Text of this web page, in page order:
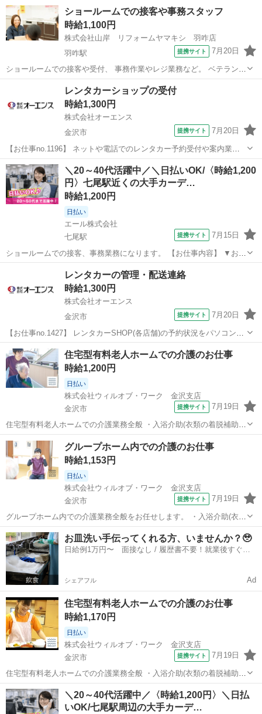
ショールームでの接客や事務スタッフ
時給1,100円
株式会社山岸 リフォームヤマキシ 羽咋店
羽咋駅
提携サイト 7月20日
ショールームでの接客や受付、 事務作業やレジ業務など。 ベテランの
スタッフや仲間が しっかりとお教えしますので 未経験の方でも安心！
＼パソコンスキルがあればOK＊ 事務職デビューにも ／ アルバイト,パ
ート ☆制...
羽咋市 羽咋駅 その他
レンタカーショップの受付
時給1,300円
株式会社オーエンス
金沢市
提携サイト 7月20日
【お仕事no.1196】 ネットや電話でのレンタカー予約受付や案内業務
です。配車手配や受け渡し時のご説明など、人と係るお仕事です。 ※
運転業務はございません。 ☆今なら入社キャンペーン3万円プレゼン
ト中！ ☆20代～40代...
石川 金沢市
＼20～40代活躍中／＼日払いOK/〈時給1,200
円〉七尾駅近くの大手カーデ…
時給1,200円
日払い
エール株式会社
七尾駅
提携サイト 7月15日
ショールームでの接客、事務業務になります。 【お仕事内容】 ▼お客
様のお出迎え、お見送り ▼お茶出し ▼商品やキャンペーンの説明 ▼
関係部署へのご案内 ▼清掃やかんたんな事務処理 など 【給与】 時給
1,200円 【休...
その他
レンタカーの管理・配送連絡
時給1,300円
株式会社オーエンス
金沢市
提携サイト 7月20日
【お仕事no.1427】 レンタカーSHOP(各店舗)の予約状況をパソコンで
確認し、各店舗に指示をするお仕事です♪ 管理センタ—事務所でのデ
スクワーク業務なので、車両の運転業務は一切ございません♪またレン
タカーの洗車・社内清...
石川 金沢市 その他
住宅型有料老人ホームでの介護のお仕事
時給1,200円
日払い
株式会社ウィルオブ・ワーク 金沢支店
金沢市
提携サイト 7月19日
住宅型有料老人ホームでの介護業務全般 ・入浴介助(衣類の着脱補助、
洗髪、洗顔、体洗い補助など) ・食事介助(食事摂取のサポート、声掛
け、見守り、配膳など) ・排泄介助(トイレへの誘導、見守り、おむつ
交換など) ・環境整備(...
石川 金沢市 その他
グループホーム内での介護のお仕事
時給1,153円
日払い
株式会社ウィルオブ・ワーク 金沢支店
金沢市
提携サイト 7月19日
グループホーム内での介護業務全般をお任せします。 ・入浴介助(衣類
の着脱補助、洗髪、洗顔、体洗い補助など) ・食事介助(食事摂取のサ
ポート、声掛け、見守り、配膳など) ・排泄介助(トイレへの誘導、見
守り、おむつ交換など) ...
石川 金沢市 その他
お皿洗い手伝ってくれる方、いませんか？🥹
日給例1万円〜 面接なし / 履歴書不要！就業後すぐに
シェアフル Ad
住宅型有料老人ホームでの介護のお仕事
時給1,170円
日払い
株式会社ウィルオブ・ワーク 金沢支店
金沢市
提携サイト 7月19日
住宅型有料老人ホームでの介護業務全般 ・入浴介助(衣類の着脱補助、
洗髪、洗顔、体洗い補助など) ・食事介助(食事摂取のサポート、声掛
け、見守り、配膳など) ・排泄介助(トイレへの誘導、見守り、おむつ
交換など) ・環境整備(居...
石川 金沢市
＼20～40代活躍中／〈時給1,200円〉＼日払
いOK/七尾駅周辺の大手カーデ…